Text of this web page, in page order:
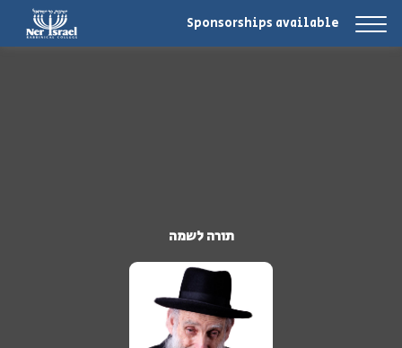
Sponsorships available
תורה לשמה